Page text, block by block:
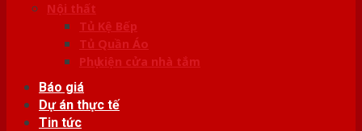
Nội thất
Tủ Kệ Bếp
Tủ Quần Áo
Phụ kiện cửa nhà tắm
Báo giá
Dự án thực tế
Tin tức